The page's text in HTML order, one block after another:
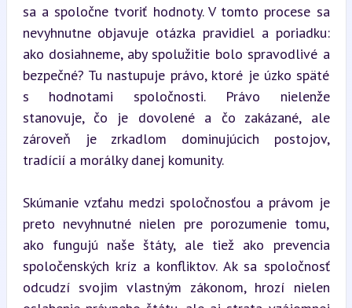
sa a spoločne tvoriť hodnoty. V tomto procese sa
nevyhnutne objavuje otázka pravidiel a poriadku:
ako dosiahneme, aby spolužitie bolo spravodlivé a
bezpečné? Tu nastupuje právo, ktoré je úzko späté
s hodnotami spoločnosti. Právo nielenže
stanovuje, čo je dovolené a čo zakázané, ale
zároveň je zrkadlom dominujúcich postojov,
tradícií a morálky danej komunity.
Skúmanie vzťahu medzi spoločnosťou a právom je
preto nevyhnutné nielen pre porozumenie tomu,
ako fungujú naše štáty, ale tiež ako prevencia
spoločenských kríz a konfliktov. Ak sa spoločnosť
odcudzí svojim vlastným zákonom, hrozí nielen